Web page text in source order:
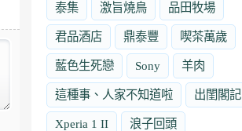
泰集 激旨燒鳥 品田牧場
君品酒店 鼎泰豐 喫茶萬歲
藍色生死戀 Sony 羊肉
這種事、人家不知道啦 出閨閣記
Xperia 1 II 浪子回頭